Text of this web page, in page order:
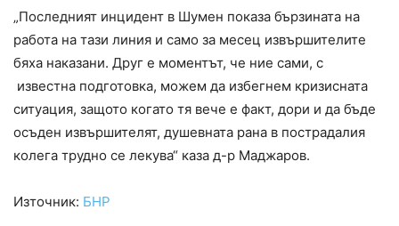
„Последният инцидент в Шумен показа бързината на
работа на тази линия и само за месец извършителите
бяха наказани. Друг е моментът, че ние сами, с
известна подготовка, можем да избегнем кризисната
ситуация, защото когато тя вече е факт, дори и да бъде
осъден извършителят, душевната рана в пострадалия
колега трудно се лекува“ каза д-р Маджаров.
Източник: БНР